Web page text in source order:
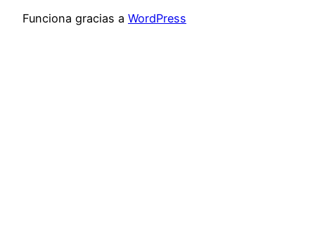
Funciona gracias a WordPress